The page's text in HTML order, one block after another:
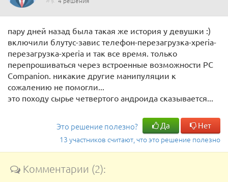
пару дней назад была такая же история у девушки :)
включили блутус-завис телефон-перезагрузка-xperia-
перезагрузка-xperia и так все время. только
перепрошиваться через встроенные возможности PC
Companion. никакие другие манипуляции к
сожалению не помогли...
это походу сырье четвертого андроида сказывается...
Это решение полезно? Да Нет
13 участников считают, что это решение полезно
Комментарии (2):